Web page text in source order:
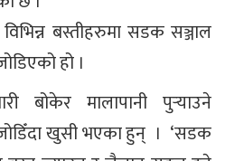
विभिन्न बस्तीहरुमा सडक सञ्जाल
हो ।
बोकेर मालापानी पुर्‍याउने
खुसी भएका हुन् । ‘सडक